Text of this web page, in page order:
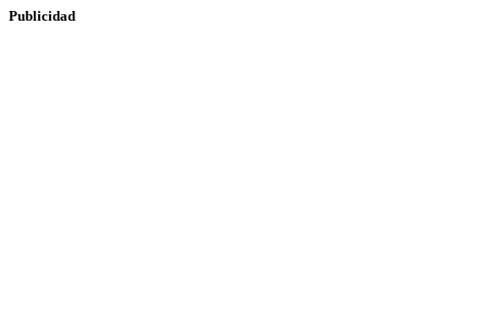
Publicidad